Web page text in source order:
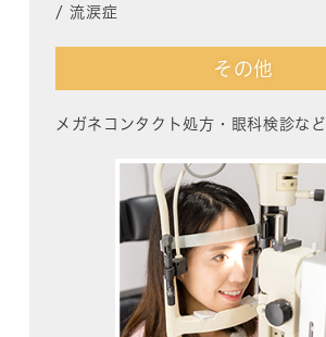
/流涙症
その他
メガネコンタクト処方・眼科検診など